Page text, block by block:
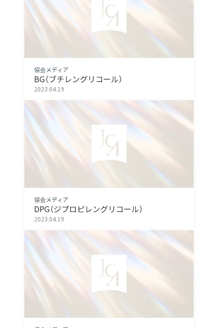
協会メディア
BG（ブチレングリコール）
2023.04.19
協会メディア
DPG（ジプロピレングリコール）
2023.04.19